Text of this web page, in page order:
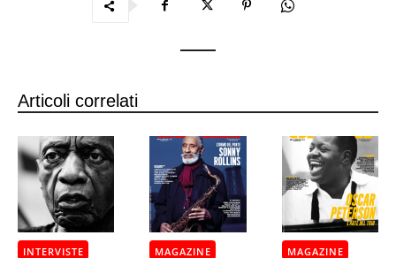
Articoli correlati
INTERVISTE MAGAZINE MAGAZINE